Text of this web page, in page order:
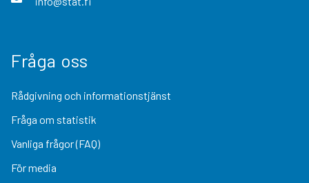
Fråga oss
Rådgivning och informationstjänst
Fråga om statistik
Vanliga frågor (FAQ)
För media